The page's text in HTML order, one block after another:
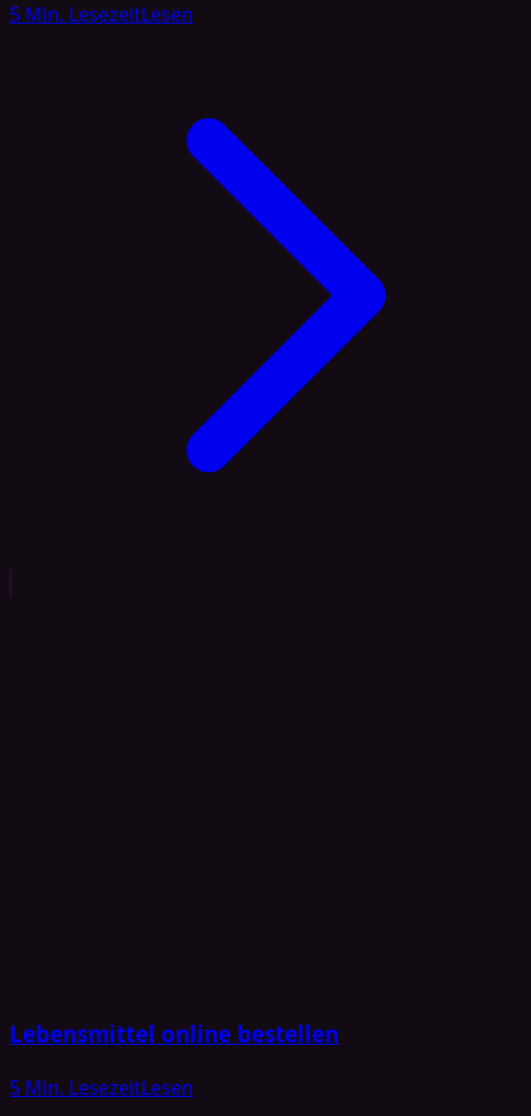
5 Min. LesezeitLesen
Lebensmittel online bestellen
5 Min. LesezeitLesen